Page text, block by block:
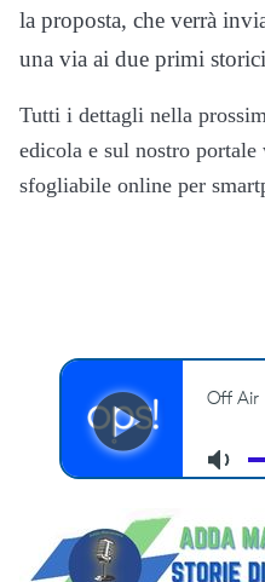
la proposta, che verrà
una via ai due primi
Tutti i dettagli nella
edicola e sul nostro
sfogliabile online per